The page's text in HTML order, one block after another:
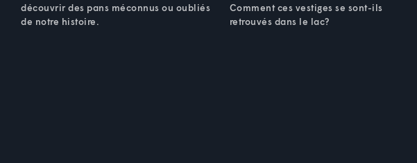
découvrir des pans méconnus ou oubliés
de notre histoire.
Comment ces vestiges se sont-ils
retrouvés dans le lac?